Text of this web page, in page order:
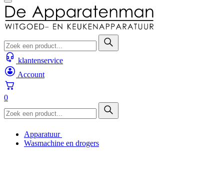
klantenservice
Account
0
Apparatuur
Wasmachine en drogers